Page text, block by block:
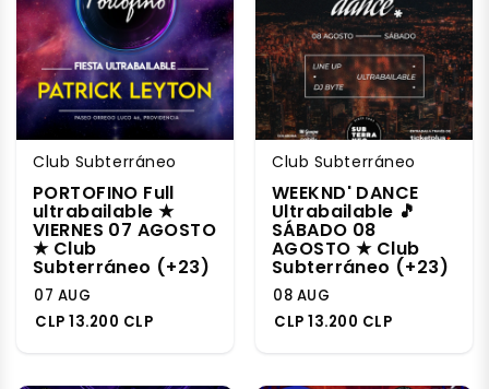
Club Subterráneo
PORTOFINO Full
ultrabailable ★
VIERNES 07 AGOSTO
★ Club
Subterráneo (+23)
07 AUG
CLP 13.200 CLP
Club Subterráneo
WEEKND' DANCE
Ultrabailable 🎵
SÁBADO 08
AGOSTO ★ Club
Subterráneo (+23)
08 AUG
CLP 13.200 CLP